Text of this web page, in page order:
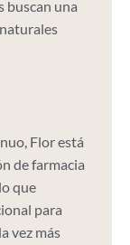
buscan una
Flor está
de farmacia
que
para
vez más